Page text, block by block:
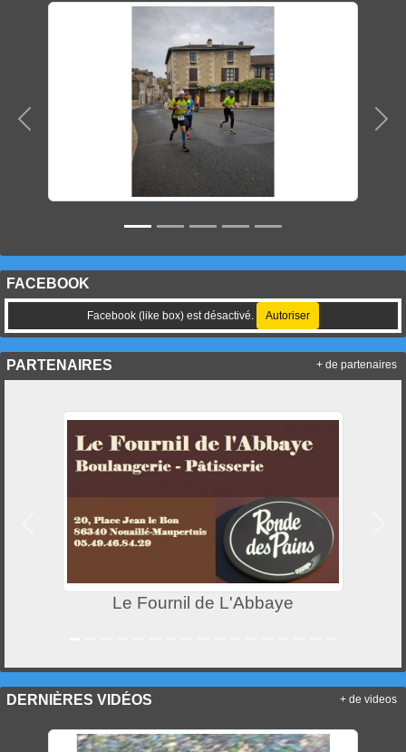
Précedent
FACEBOOK
Facebook (like box) est désactivé. Autoriser
PARTENAIRES
Le Fournil de L'Abbaye
Précedent
+ de partenaires
DERNIÈRES VIDÉOS + de videos